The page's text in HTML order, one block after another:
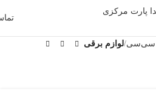
لوازم برقی